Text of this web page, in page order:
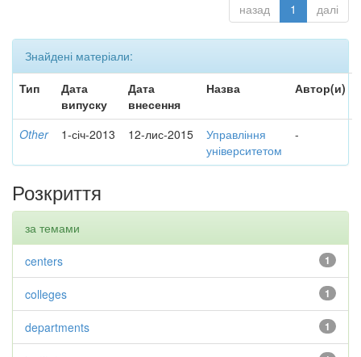
назад 1 далі
Знайдені матеріали:
Тип
Дата
випуску
Дата
внесення
Назва Автор(и)
Other 1-січ-2013 12-лис-2015
Управління
університетом
-
Розкриття
за темами
1
centers
1
colleges
1
departments